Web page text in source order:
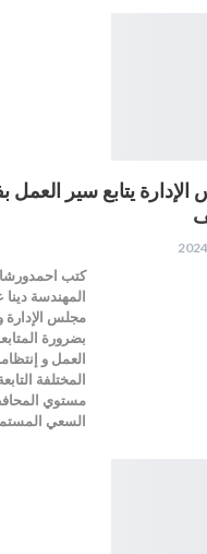
يتابع سير العمل
كتب
المهندسة
مجلس الإدارة
بضرورة
العمل و
المختلفة
مستوي
السعي